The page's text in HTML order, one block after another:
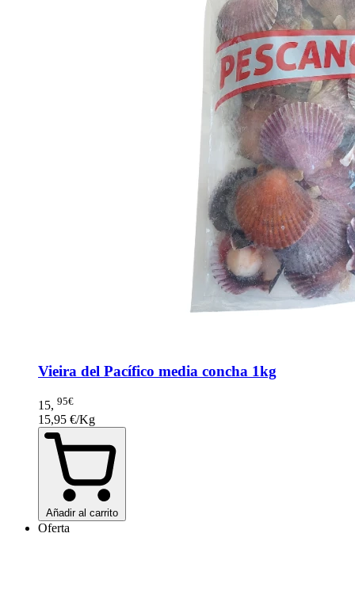
Vieira del Pacífico media concha 1kg
15, 95€
15,95 €/Kg
Añadir al carrito
Oferta